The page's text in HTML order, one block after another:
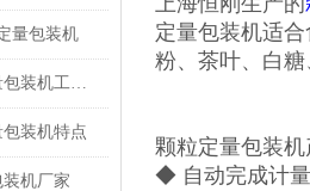
量包装机
全不锈钢塑料粒子颗粒定量包装机工厂直销
装机特点
机厂家
定量包装机适
粉、茶叶、白
颗粒定量包装
◆ 自动完成计